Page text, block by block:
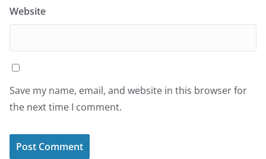
Website
Save my name, email, and website in this browser for
the next time I comment.